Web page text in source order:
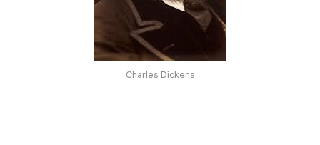
Charles Dickens